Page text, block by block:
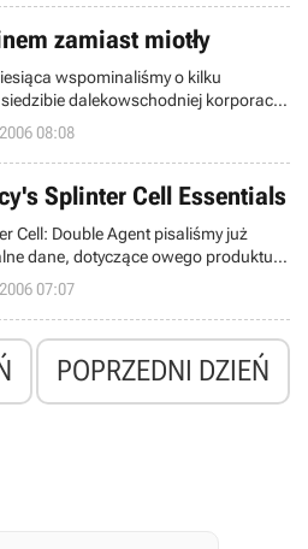
zamiast miotły
wspominaliśmy o kilku
dalekowschodniej korporacji
zdawkowo z uwagi na niewielką
Teraz mamy Szanownym
zaprezentowania w kwestii jednego
Witch (premiera jeszcze w
08:08
Splinter Cell Essentials
Cell: Double Agent pisaliśmy już
dane, dotyczące owego produktu,
Gier. Jednak „Podwójny Agent”
Samowi Fisherowi,
Ubisoft Entertainment. Wiadomo
się Tom Clancy’s Splinter Cell
07:07
POPRZEDNI DZIEŃ